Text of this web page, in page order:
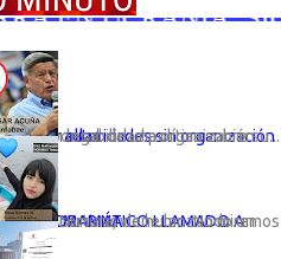
UCRANIA; SIGUEN
autoridades sin organización que responda por ellas
debilita el control interno y la responsabilidad política sobre su...
LLAMADO A PRESERVAR LA VIDA MARINA
viene lanzando un dramático llamado expresando: “Basta de cortinas de humo. No miremos a otro ...